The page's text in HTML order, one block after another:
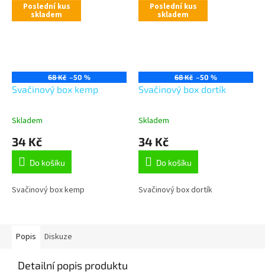
Poslední kus
skladem
68 Kč –50 %
Svačinový box kemp
Skladem
34 Kč
Do košíku
Svačinový box kemp
Poslední kus
skladem
68 Kč –50 %
Svačinový box dortík
Skladem
34 Kč
Do košíku
Svačinový box dortík
Popis Diskuze
Detailní popis produktu